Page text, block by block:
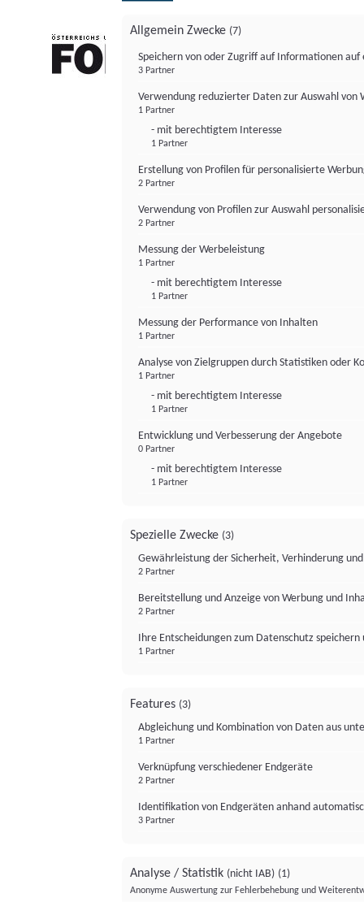
Allgemein Zwecke (7)
Speichern von oder Zugriff auf Informationen auf
3 Partner
Verwendung reduzierter Daten zur Auswahl von
1 Partner
- mit berechtigtem Interesse
1 Partner
Erstellung von Profilen für personalisierte
2 Partner
Verwendung von Profilen zur Auswahl
2 Partner
Messung der Werbeleistung
1 Partner
- mit berechtigtem Interesse
1 Partner
Messung der Performance von Inhalten
1 Partner
Analyse von Zielgruppen durch Statistiken oder
1 Partner
- mit berechtigtem Interesse
1 Partner
Entwicklung und Verbesserung der Angebote
0 Partner
- mit berechtigtem Interesse
1 Partner
Spezielle Zwecke (3)
Gewährleistung der Sicherheit, Verhinderung
2 Partner
Bereitstellung und Anzeige von Werbung und
2 Partner
Ihre Entscheidungen zum Datenschutz
1 Partner
Features (3)
Abgleichung und Kombination von Daten aus
1 Partner
Verknüpfung verschiedener Endgeräte
2 Partner
Identifikation von Endgeräten anhand
3 Partner
Analyse / Statistik (nicht IAB) (1)
Anonyme Auswertung zur Fehlerbehebung und
FONDS professionell